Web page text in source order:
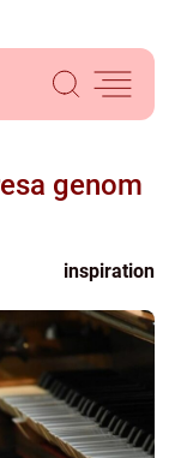
genom
inspiration